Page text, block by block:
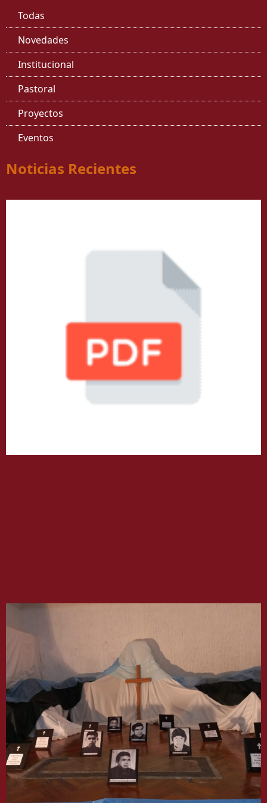
Todas
Novedades
Institucional
Pastoral
Proyectos
Eventos
Noticias Recientes